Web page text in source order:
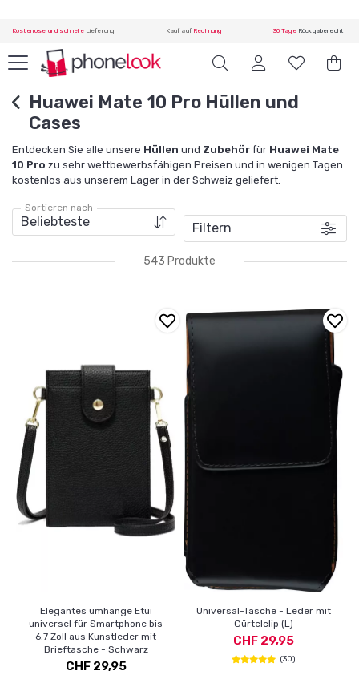
Kostenlose und schnelleLieferung Kauf auf Rechnung 30 TageRückgaberecht
Huawei Mate 10 Pro Hüllen und
Cases
Entdecken Sie alle unsere Hüllen und Zubehör für Huawei Mate
10 Pro zu sehr wettbewerbsfähigen Preisen und in wenigen Tagen
kostenlos aus unserem Lager in der Schweiz geliefert.
Sortieren nach
Filtern
543 Produkte
Elegantes umhänge Etui
universel für Smartphone bis
6.7 Zoll aus Kunstleder mit
Brieftasche - Schwarz
CHF 29,95
Universal-Tasche - Leder mit
Gürtelclip (L)
CHF 29,95
(30)